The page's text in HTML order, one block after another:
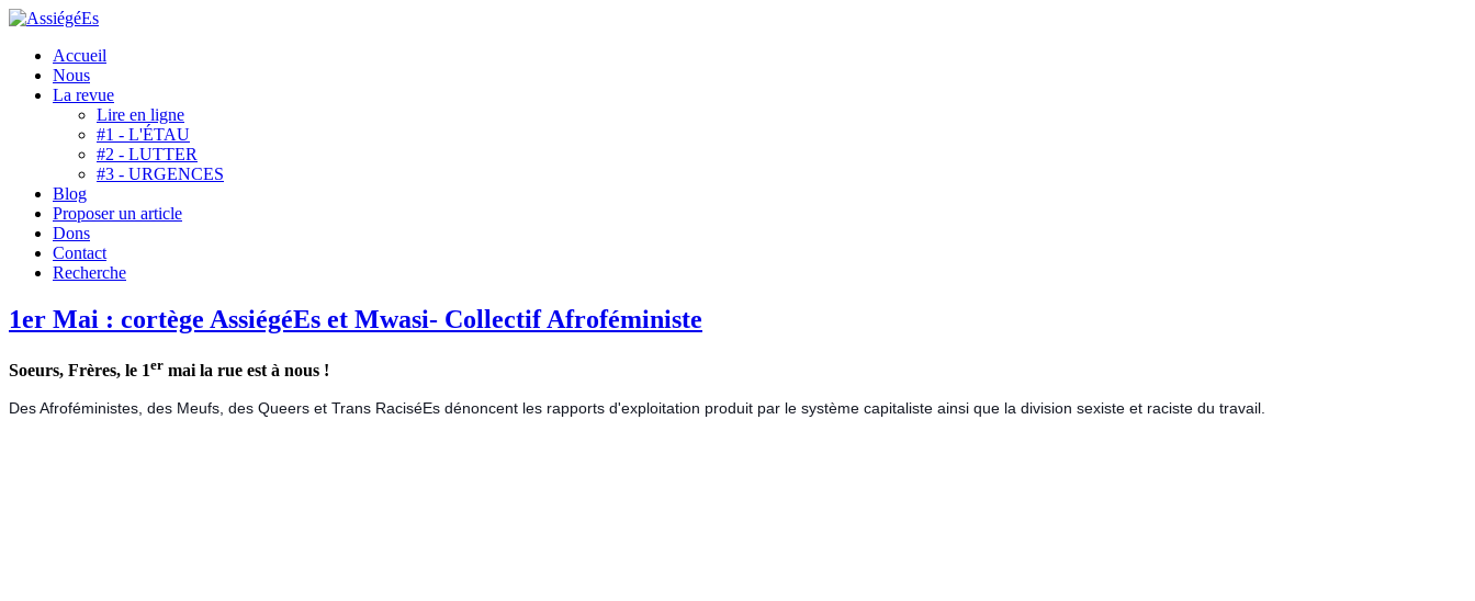
Accueil
Nous
La revue
Lire en ligne
#1 - L'ÉTAU
#2 - LUTTER
#3 - URGENCES
Blog
Proposer un article
Dons
Contact
Recherche
1er Mai : cortège AssiégéEs et Mwasi- Collectif Afroféministe
Soeurs, Frères, le 1er mai la rue est à nous !
Des Afroféministes, des Meufs, des Queers et Trans RaciséEs dénoncent les rapports d'exploitation produit par le système capitaliste ainsi que la division sexiste et raciste du travail.